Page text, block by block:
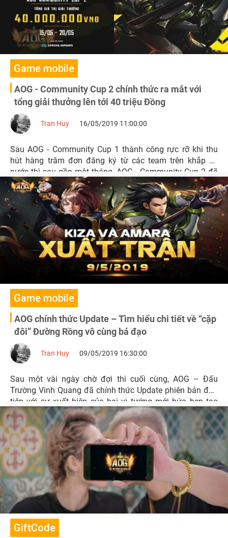
Game mobile
AOG - Community Cup 2 chính thức ra mắt với
tổng giải thưởng lên tới 40 triệu Đồng
Tran Huy 16/05/2019 11:00:00
Sau AOG - Community Cup 1 thành công rực rỡ khi thu
hút hàng trăm đơn đăng ký từ các team trên khắp cả
nước thì sau gần một tháng, AOG - Community Cup 2 đã
được NPH Gamota giới thiệu với số tiền thưởng vô cùng
giá trị.
Game mobile
AOG chính thức Update – Tìm hiểu chi tiết về “cặp
đôi” Đường Rồng vô cùng bá đạo
Tran Huy 09/05/2019 16:30:00
Sau một vài ngày chờ đợi thì cuối cùng, AOG – Đấu
Trường Vinh Quang đã chính thức Update phiên bản đầu
tiên với sự xuất hiện của hai vị tướng mới hứa hẹn tạo
nên những trải nghiệm thú vị mới mẻ dành cho game thủ.
GiftCode